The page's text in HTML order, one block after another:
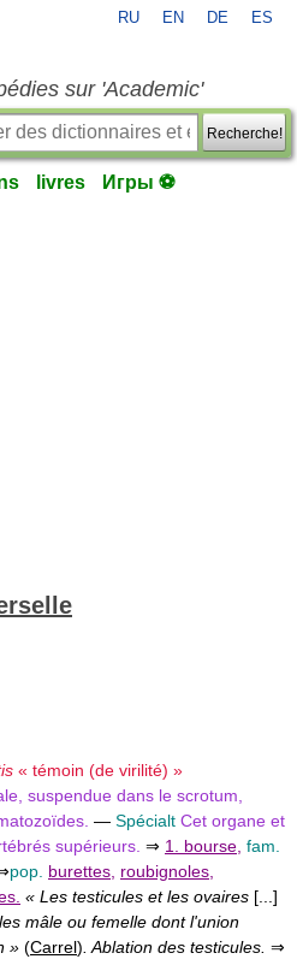
RU EN DE ES
sur 'Academic'
Recherche!
livres Игры ⚽
« témoin (de virilité) »
suspendue dans le scrotum,
— Spécialt Cet organe et
supérieurs. ⇒ 1. bourse fam.
pop. burettes roubignoles
« Les testicules et les ovaires [...]
mâle ou femelle dont l'union
» (Carrel) . Ablation des testicules. ⇒